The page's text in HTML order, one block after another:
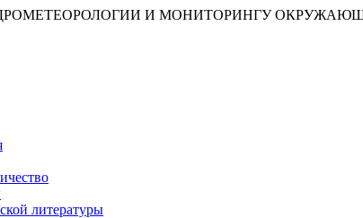
И МОНИТОРИНГУ
литературы